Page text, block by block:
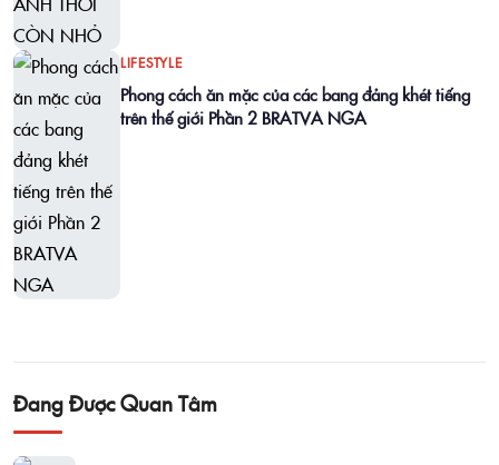
LIFESTYLE
Phong cách ăn mặc của các bang đảng khét tiếng
trên thế giới Phần 2 BRATVA NGA
Đang Được Quan Tâm